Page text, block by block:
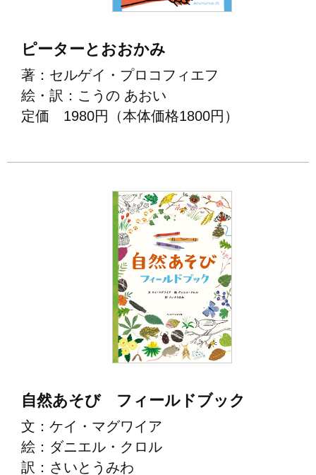
ピーターとおおかみ
著：セルゲイ・プロコフィエフ
絵・訳：こうの あおい
定価 1980円（本体価格1800円）
自然あそび フィールドブック
文：ケイ・マグワイア
絵：ダニエル・クロル
訳：さいとうみわ